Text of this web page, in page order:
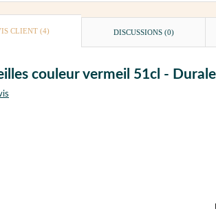
CLIENT (4) DISCUSSIONS (0)
couleur vermeil 51cl -